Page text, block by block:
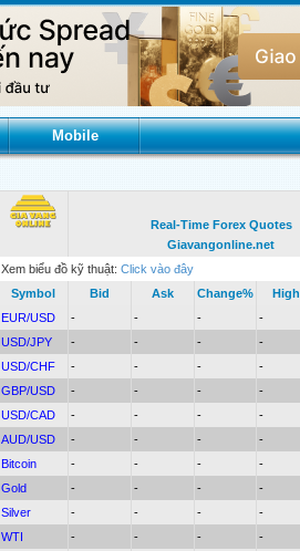
Mobile
Real-Time Forex Quotes
Giavangonline.net
Xem biểu đồ kỹ thuật: Click vào đây
Symbol
Bid Ask Change% High
EUR/USD
- - - -
USD/JPY
- - - -
USD/CHF
- - - -
GBP/USD
- - - -
USD/CAD
- - - -
AUD/USD
- - - -
Bitcoin
- - - -
Gold
- - - -
Silver
- - - -
WTI
- - - -